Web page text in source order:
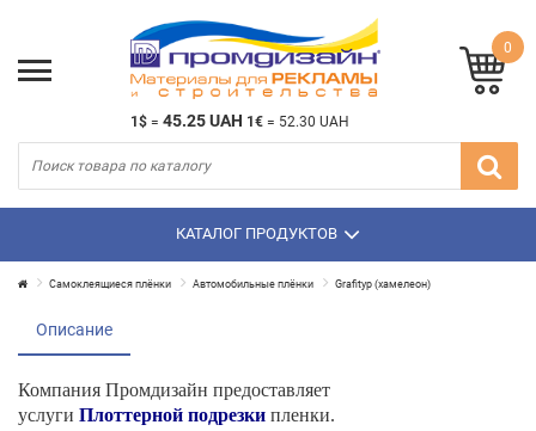
1$ = 45.25 UAH 1€ = 52.30 UAH
0
КАТАЛОГ ПРОДУКТОВ
Самоклеящиеся плёнки Автомобильные плёнки Grafityp (хамелеон)
Описание
Компания Промдизайн предоставляет
услуги Плоттерной подрезки пленки.